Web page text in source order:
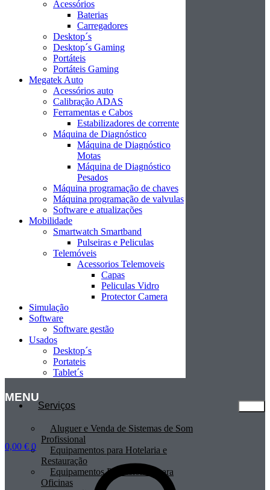
Acessórios
Baterias
Carregadores
Desktop´s
Desktop´s Gaming
Portáteis
Portáteis Gaming
Megatek Auto
Acessórios auto
Calibração ADAS
Ferramentas e Cabos
Estabilizadores de corrente
Máquina de Diagnóstico
Máquina de Diagnóstico
Motas
Máquina de Diagnóstico
Pesados
Máquina programação de chaves
Máquina programação de valvulas
Software e atualizações
Mobilidade
Smartwatch Smartband
Pulseiras e Peliculas
Telemóveis
Acessorios Telemoveis
Capas
Peliculas Vidro
Protector Camera
Simulação
Software
Software gestão
Usados
Desktop´s
Portateis
Tablet´s
MENU
Serviços
Aluguer e Venda de Sistemas de Som
Profissional
Equipamentos para Hotelaria e
Restauração
Equipamentos Profissionais para
Oficinas
0,00 € 0